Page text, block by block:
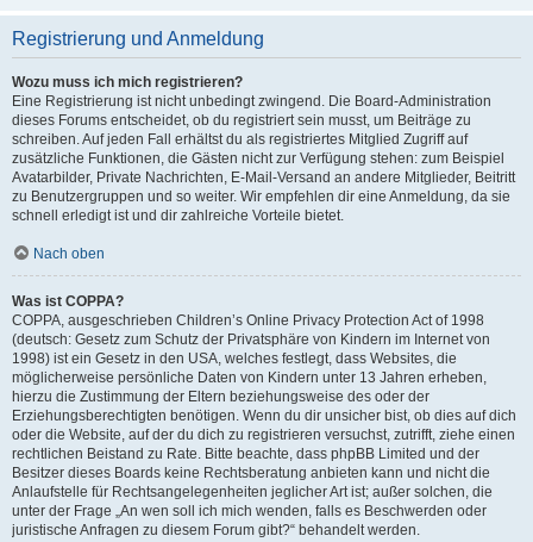
Registrierung und Anmeldung
Wozu muss ich mich registrieren?
Eine Registrierung ist nicht unbedingt zwingend. Die Board-Administration
dieses Forums entscheidet, ob du registriert sein musst, um Beiträge zu
schreiben. Auf jeden Fall erhältst du als registriertes Mitglied Zugriff auf
zusätzliche Funktionen, die Gästen nicht zur Verfügung stehen: zum Beispiel
Avatarbilder, Private Nachrichten, E-Mail-Versand an andere Mitglieder, Beitritt
zu Benutzergruppen und so weiter. Wir empfehlen dir eine Anmeldung, da sie
schnell erledigt ist und dir zahlreiche Vorteile bietet.
Nach oben
Was ist COPPA?
COPPA, ausgeschrieben Children’s Online Privacy Protection Act of 1998
(deutsch: Gesetz zum Schutz der Privatsphäre von Kindern im Internet von
1998) ist ein Gesetz in den USA, welches festlegt, dass Websites, die
möglicherweise persönliche Daten von Kindern unter 13 Jahren erheben,
hierzu die Zustimmung der Eltern beziehungsweise des oder der
Erziehungsberechtigten benötigen. Wenn du dir unsicher bist, ob dies auf dich
oder die Website, auf der du dich zu registrieren versuchst, zutrifft, ziehe einen
rechtlichen Beistand zu Rate. Bitte beachte, dass phpBB Limited und der
Besitzer dieses Boards keine Rechtsberatung anbieten kann und nicht die
Anlaufstelle für Rechtsangelegenheiten jeglicher Art ist; außer solchen, die
unter der Frage „An wen soll ich mich wenden, falls es Beschwerden oder
juristische Anfragen zu diesem Forum gibt?“ behandelt werden.